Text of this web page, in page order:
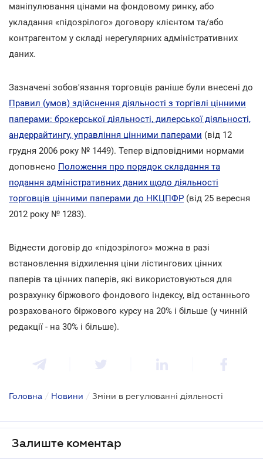
маніпулювання цінами на фондовому ринку, або
укладання «підозрілого» договору клієнтом та/або
контрагентом у складі нерегулярних адміністративних
даних.
Зазначені зобов'язання торговців раніше були внесені до
Правил (умов) здійснення діяльності з торгівлі цінними
паперами: брокерської діяльності, дилерської діяльності,
андеррайтингу, управління цінними паперами (від 12
грудня 2006 року № 1449). Тепер відповідними нормами
доповнено Положення про порядок складання та
подання адміністративних даних щодо діяльності
торговців цінними паперами до НКЦПФР (від 25 вересня
2012 року № 1283).
Віднести договір до «підозрілого» можна в разі
встановлення відхилення ціни лістингових цінних
паперів та цінних паперів, які використовуються для
розрахунку біржового фондового індексу, від останнього
розрахованого біржового курсу на 20% і більше (у чинній
редакції - на 30% і більше).
Головна / Новини / Зміни в регулюванні діяльності
Залиште коментар